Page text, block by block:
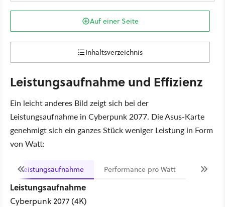
Auf einer Seite
Inhaltsverzeichnis
Leistungsaufnahme und Effizienz
Ein leicht anderes Bild zeigt sich bei der
Leistungsaufnahme in Cyberpunk 2077. Die Asus-Karte
genehmigt sich ein ganzes Stück weniger Leistung in Form
von Watt:
Leistungsaufnahme Performance pro Watt
Leistungsaufnahme
Cyberpunk 2077 (4K)